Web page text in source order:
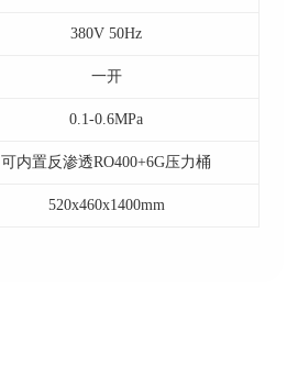
380V 50Hz
一开
0.1-0.6MPa
可内置反渗透RO400+6G压力桶
520x460x1400mm